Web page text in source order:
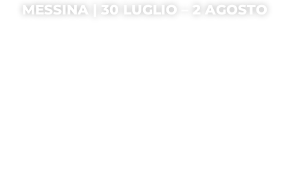
MESSINA | 30 LUGLIO – 2 AGOSTO